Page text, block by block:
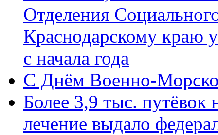
Отделения
Краснодарскому краю
с начала года
C Днём Военно-
Более 3,9 тыс. путёвок
лечение выдало